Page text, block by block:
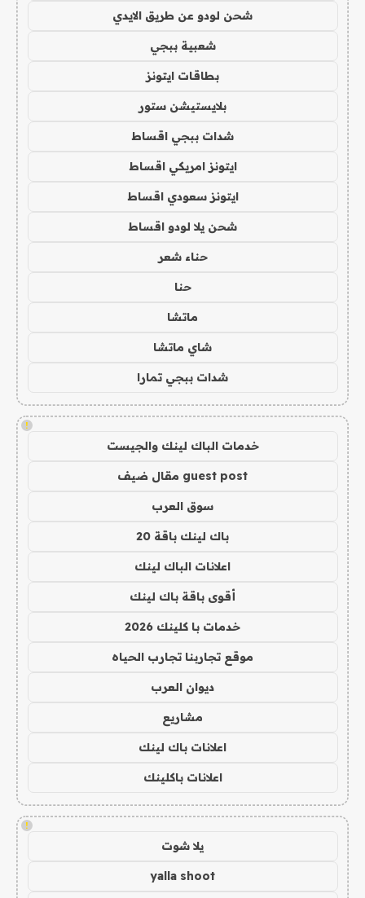
شحن لودو عن طريق الايدي
شعبية ببجي
بطاقات ايتونز
بلايستيشن ستور
شدات ببجي اقساط
ايتونز امريكي اقساط
ايتونز سعودي اقساط
شحن يلا لودو اقساط
حناء شعر
حنا
ماتشا
شاي ماتشا
شدات ببجي تمارا
!
خدمات الباك لينك والجيست
guest post مقال ضيف
سوق العرب
باك لينك باقة 20
اعلانات الباك لينك
أقوى باقة باك لينك
خدمات با كلينك 2026
موقع تجاربنا تجارب الحياه
ديوان العرب
مشاريع
اعلانات باك لينك
اعلانات باكلينك
!
يلا شوت
yalla shoot